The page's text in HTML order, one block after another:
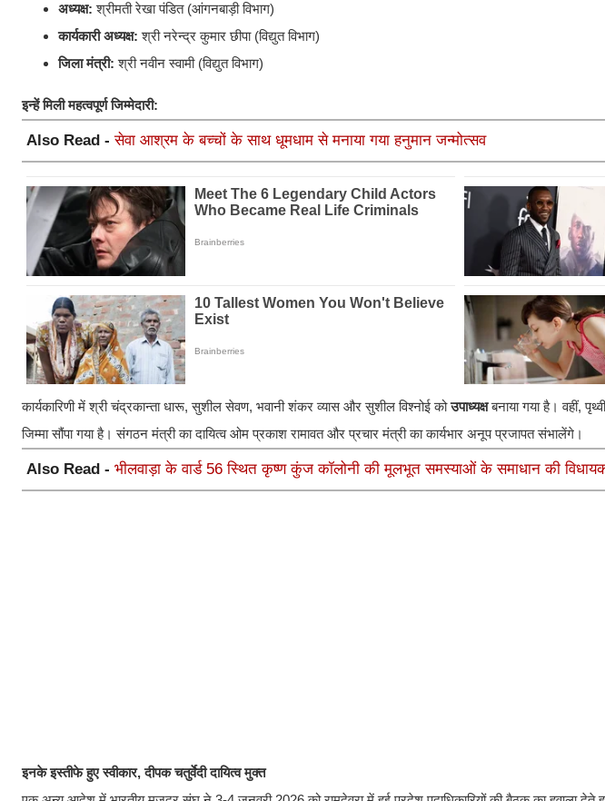
अध्यक्ष: श्रीमती रेखा पंडित (आंगनबाड़ी विभाग)
कार्यकारी अध्यक्ष: श्री नरेन्द्र कुमार छीपा (विद्युत विभाग)
जिला मंत्री: श्री नवीन स्वामी (विद्युत विभाग)
इन्हें मिली महत्वपूर्ण जिम्मेदारी:
Also Read -सेवा आश्रम के बच्चों के साथ धूमधाम से मनाया गया हनुमान जन्मोत्सव
कार्यकारिणी में श्री चंद्रकान्ता धारू, सुशील सेवण, भवानी शंकर व्यास और सुशील विश्नोई कोउपाध्यक्षबनाया गया है। वहीं,
जिम्मा सौंपा गया है। संगठन मंत्री का दायित्व ओम प्रकाश रामावत और प्रचार मंत्री का कार्यभार अनूप प्रजापत संभालेंगे।
Also Read - भीलवाड़ा के वार्ड 56 स्थित कृष्ण कुंज कॉलोनी की मूलभूत समस्याओं के समाधान की
इनके इस्तीफे हुए स्वीकार, दीपक चतुर्वेदी दायित्व मुक्त